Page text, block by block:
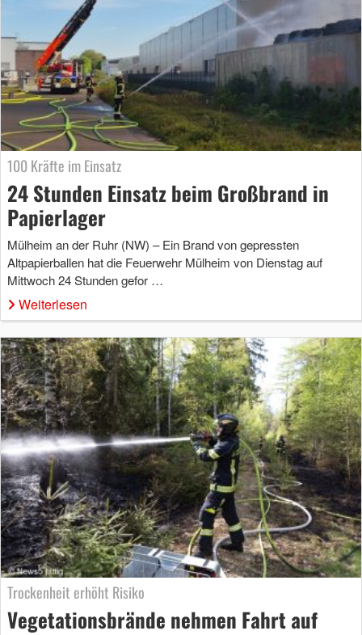
100 Kräfte im Einsatz
24 Stunden Einsatz beim Großbrand in
Papierlager
Mülheim an der Ruhr (NW) – Ein Brand von gepressten
Altpapierballen hat die Feuerwehr Mülheim von Dienstag auf
Mittwoch 24 Stunden gefor …
Weiterlesen
Trockenheit erhöht Risiko
Vegetationsbrände nehmen Fahrt auf